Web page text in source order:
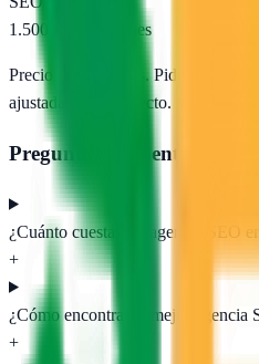
1.500 – 5.000 €/mes
Precios orientativos. Pide
ajustadas a tu proyecto.
Preguntas frecuentes
¿Cuánto cuesta una agencia SEO
+
¿Cómo encontrar la mejor agencia
+